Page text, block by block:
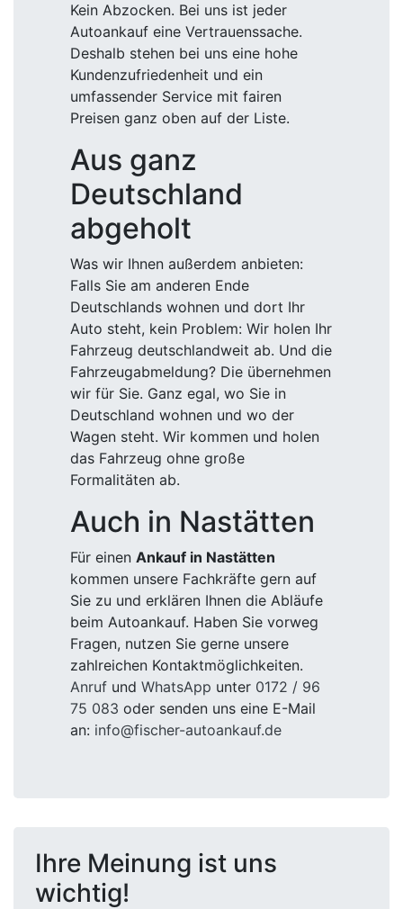
Kein Abzocken. Bei uns ist jeder
Autoankauf eine Vertrauenssache.
Deshalb stehen bei uns eine hohe
Kundenzufriedenheit und ein
umfassender Service mit fairen
Preisen ganz oben auf der Liste.
Aus ganz
Deutschland
abgeholt
Was wir Ihnen außerdem anbieten:
Falls Sie am anderen Ende
Deutschlands wohnen und dort Ihr
Auto steht, kein Problem: Wir holen Ihr
Fahrzeug deutschlandweit ab. Und die
Fahrzeugabmeldung? Die übernehmen
wir für Sie. Ganz egal, wo Sie in
Deutschland wohnen und wo der
Wagen steht. Wir kommen und holen
das Fahrzeug ohne große
Formalitäten ab.
Auch in Nastätten
Für einen Ankauf in Nastätten
kommen unsere Fachkräfte gern auf
Sie zu und erklären Ihnen die Abläufe
beim Autoankauf. Haben Sie vorweg
Fragen, nutzen Sie gerne unsere
zahlreichen Kontaktmöglichkeiten.
Anruf und WhatsApp unter 0172 / 96
75 083 oder senden uns eine E-Mail
an: info@fischer-autoankauf.de
Ihre Meinung ist uns
wichtig!